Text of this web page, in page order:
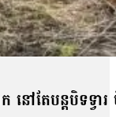
ៅតែបន្តបិទទ្វា